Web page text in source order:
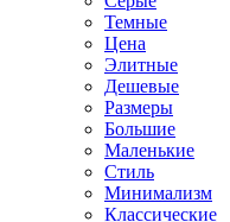
Темные
Цена
Элитные
Дешевые
Размеры
Большие
Маленькие
Стиль
Минимализм
Классические